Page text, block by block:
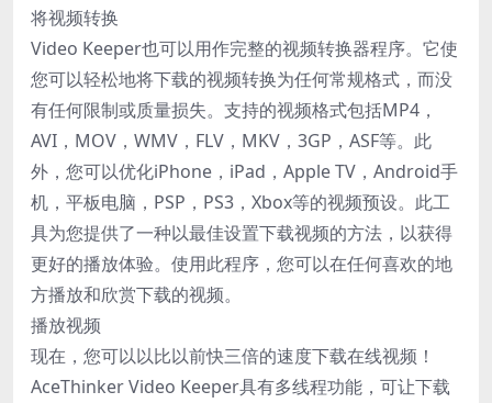
将视频转换
Video Keeper也可以用作完整的视频转换器程序。它使
您可以轻松地将下载的视频转换为任何常规格式，而没
有任何限制或质量损失。支持的视频格式包括MP4，
AVI，MOV，WMV，FLV，MKV，3GP，ASF等。此
外，您可以优化iPhone，iPad，Apple TV，Android手
机，平板电脑，PSP，PS3，Xbox等的视频预设。此工
具为您提供了一种以最佳设置下载视频的方法，以获得
更好的播放体验。使用此程序，您可以在任何喜欢的地
方播放和欣赏下载的视频。
播放视频
现在，您可以以比以前快三倍的速度下载在线视频！
AceThinker Video Keeper具有多线程功能，可让下载